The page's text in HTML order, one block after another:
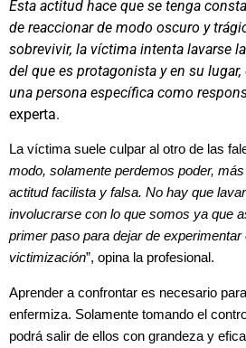
Esta actitud hace que se tenga
de reaccionar de modo oscuro y
sobrevivir, la víctima intenta lavarse
del que es protagonista y en su
una persona específica como
experta.
La víctima suele culpar al otro de las
modo, solamente perdemos poder,
actitud facilista y falsa. No hay que
involucrarse con lo que somos ya que
primer paso para dejar de experimentar
victimización”, opina la profesional.
Aprender a confrontar es necesario
enfermiza. Solamente tomando el
podrá salir de ellos con grandeza y